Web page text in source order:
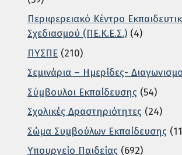
Περιφερειακό Κέντρο
Σχεδιασμού (ΠΕ.Κ.Ε.Σ.) (4)
ΠΥΣΠΕ (210)
Σεμινάρια – Ημερίδες-
Σύμβουλοι Εκπαίδευσης (54)
Σχολικές Δραστηριότητες (24)
Σώμα Συμβούλων Εκπαίδευσης
Υπουργείο Παιδείας (692)